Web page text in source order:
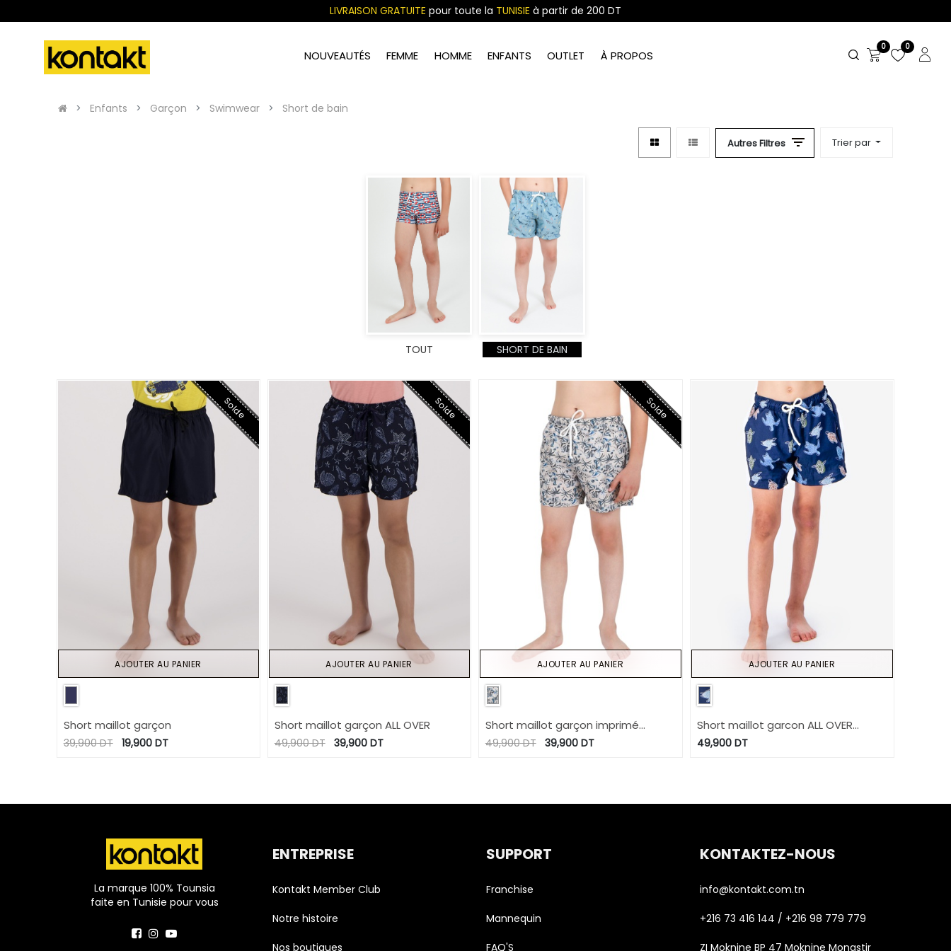
LIVRAISON GRATUITE pour toute la TUNISIE à partir de 200 DT
NOUVEAUTÉS FEMME HOMME ENFANTS OUTLET À PROPOS
0 0
Enfants Garçon Swimwear Short de bain
Trier par
Autres Filtres
TOUT SHORT DE BAIN
Solde
Short maillot garçon
39,900DT 19,900DT
AJOUTER AU PANIER
Solde
Short maillot garçon ALL OVER
49,900DT 39,900DT
AJOUTER AU PANIER
Solde
Short maillot garçon imprimé
PALMIER
49,900DT 39,900DT
AJOUTER AU PANIER
Short maillot garcon ALL OVER
TORTUE DE MER
49,900DT
AJOUTER AU PANIER
La marque 100% Tounsia
faite en Tunisie pour vous
ENTREPRISE
Kontakt Member Club
Notre histoire
Nos boutiques
SUPPORT
Franchise
Mannequin
FAQ'S
KONTAKTEZ-NOUS
info@kontakt.com.tn
+216 73 416 144 / +216 98 779 779
ZI Moknine BP 47 Moknine Monastir